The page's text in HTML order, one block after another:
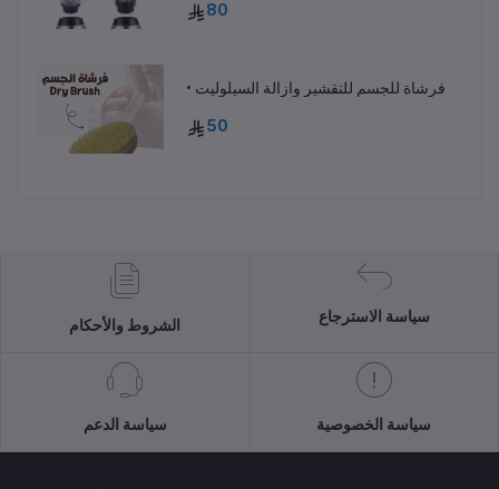
80
• فرشاة للجسم للتقشير وازالة السيلوليت
50
الشروط والأحكام
سياسة الاسترجاع
سياسة الدعم سياسة الخصوصية